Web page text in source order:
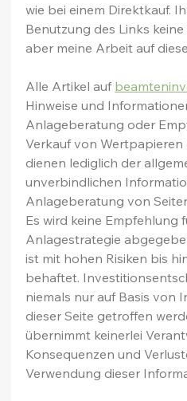
wie bei einem Direktkauf.
Benutzung des Links
aber meine Arbeit auf
Alle Artikel auf
Hinweise und
Anlageberatung oder
Verkauf von Wertpapieren
dienen lediglich der
unverbindlichen
Anlageberatung von
Es wird keine Empfehlung
Anlagestrategie
ist mit hohen Risiken bis
behaftet.
niemals nur auf Basis von
dieser Seite getroffen
übernimmt keinerlei
Konsequenzen und
Verwendung dieser